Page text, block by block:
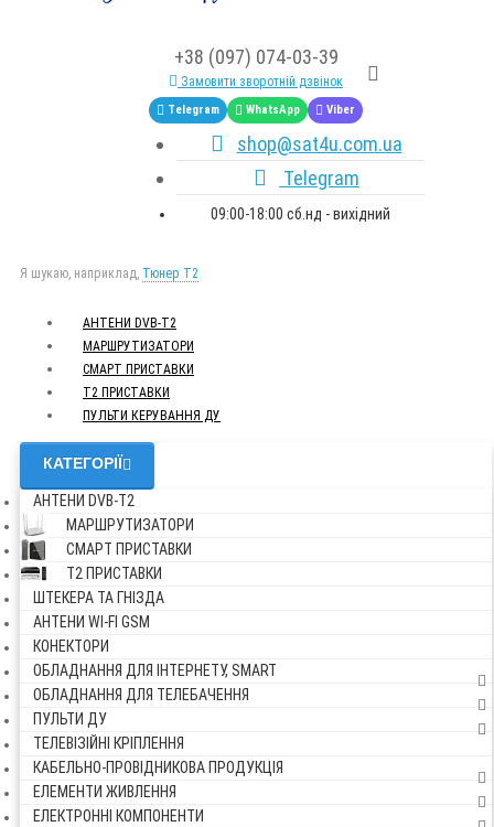
+38 (097) 074-03-39
Замовити зворотній дзвінок
Telegram WhatsApp Viber
shop@sat4u.com.ua
Telegram
09:00-18:00 сб.нд - вихідний
Я шукаю, наприклад, Тюнер T2
АНТЕНИ DVB-Т2
МАРШРУТИЗАТОРИ
СМАРТ ПРИСТАВКИ
Т2 ПРИСТАВКИ
ПУЛЬТИ КЕРУВАННЯ ДУ
КАТЕГОРІЇ
АНТЕНИ DVB-Т2
МАРШРУТИЗАТОРИ
СМАРТ ПРИСТАВКИ
Т2 ПРИСТАВКИ
ШТЕКЕРА ТА ГНІЗДА
АНТЕНИ WI-FI GSM
КОНЕКТОРИ
ОБЛАДНАННЯ ДЛЯ ІНТЕРНЕТУ, SMART
ОБЛАДНАННЯ ДЛЯ ТЕЛЕБАЧЕННЯ
ПУЛЬТИ ДУ
ТЕЛЕВІЗІЙНІ КРІПЛЕННЯ
КАБЕЛЬНО-ПРОВІДНИКОВА ПРОДУКЦІЯ
ЕЛЕМЕНТИ ЖИВЛЕННЯ
ЕЛЕКТРОННІ КОМПОНЕНТИ